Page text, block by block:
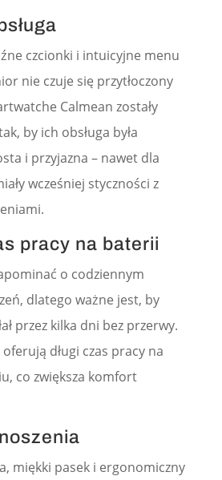
czcionki i intuicyjne menu
nie czuje się przytłoczony
Calmean zostały
by ich obsługa była
i przyjazna – nawet dla
wcześniej styczności z
pracy na baterii
o codziennym
dlatego ważne jest, by
przez kilka dni bez przerwy.
długi czas pracy na
co zwiększa komfort
miękki pasek i ergonomiczny